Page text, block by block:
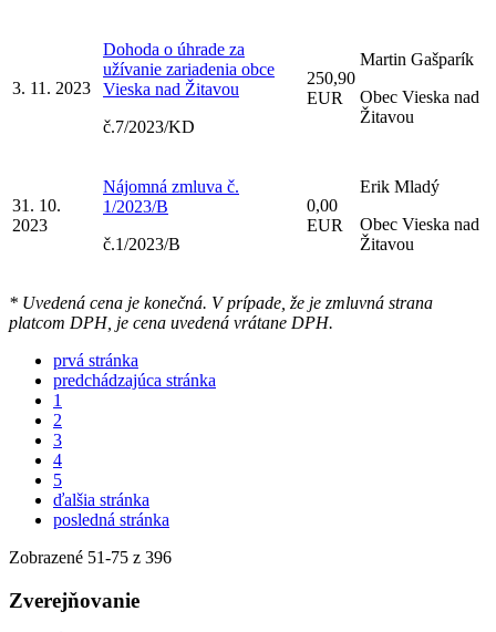
3. 11. 2023
Dohoda o úhrade za
užívanie zariadenia obce
Vieska nad Žitavou
č.7/2023/KD
250,90
EUR
Martin Gašparík
Obec Vieska nad
Žitavou
31. 10.
2023
Nájomná zmluva č.
1/2023/B
č.1/2023/B
0,00
EUR
Erik Mladý
Obec Vieska nad
Žitavou
* Uvedená cena je konečná. V prípade, že je zmluvná strana
platcom DPH, je cena uvedená vrátane DPH.
prvá stránka
predchádzajúca stránka
1
2
3
4
5
ďalšia stránka
posledná stránka
Zobrazené 51-75 z 396
Zverejňovanie